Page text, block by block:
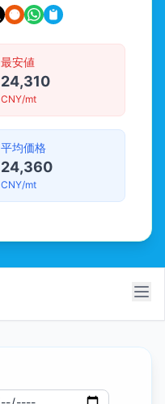
最安値
24,310
CNY/mt
平均価格
24,360
CNY/mt